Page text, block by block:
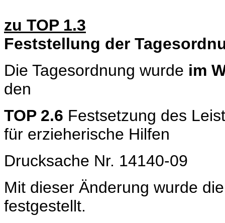
zu TOP 1.3
Feststellung der
Die Tagesordnung wurde im
den
TOP 2.6 Festsetzung des
für erzieherische Hilfen
Drucksache Nr. 14140-09
Mit dieser Änderung wurde
festgestellt.